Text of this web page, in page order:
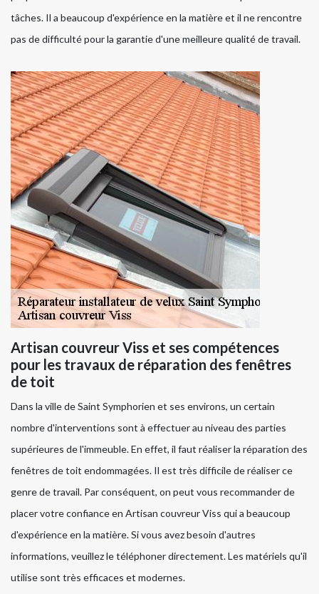
tâches. Il a beaucoup d'expérience en la matière et il ne rencontre
pas de difficulté pour la garantie d'une meilleure qualité de travail.
Artisan couvreur Viss et ses compétences
pour les travaux de réparation des fenêtres
de toit
Dans la ville de Saint Symphorien et ses environs, un certain
nombre d'interventions sont à effectuer au niveau des parties
supérieures de l'immeuble. En effet, il faut réaliser la réparation des
fenêtres de toit endommagées. Il est très difficile de réaliser ce
genre de travail. Par conséquent, on peut vous recommander de
placer votre confiance en Artisan couvreur Viss qui a beaucoup
d'expérience en la matière. Si vous avez besoin d'autres
informations, veuillez le téléphoner directement. Les matériels qu'il
utilise sont très efficaces et modernes.